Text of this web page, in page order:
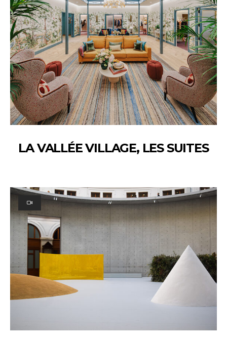
LA VALLÉE VILLAGE, LES SUITES